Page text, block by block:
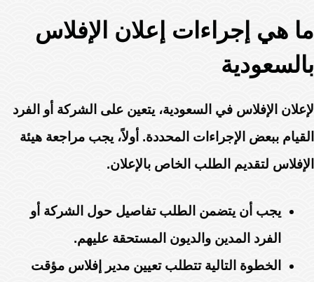
ما هي إجراءات إعلان الإفلاس
بالسعودية
لإعلان الإفلاس في السعودية، يتعين على الشركة أو الفرد
القيام ببعض الإجراءات المحددة. أولاً، يجب مراجعة هيئة
الإفلاس لتقديم الطلب الخاص بالإعلان.
يجب أن يتضمن الطلب تفاصيل حول الشركة أو
الفرد المدين والديون المستحقة عليهم.
الخطوة التالية تتطلب تعيين مدير إفلاس مؤقت